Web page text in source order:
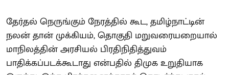
தேர்தல் நெருங்கும் நேரத்தில் கூட, தமிழ்நாட்டின்
நலன் தான் முக்கியம், தொகுதி மறுவரையறையால்
மாநிலத்தின் அரசியல் பிரதிநிதித்துவம்
பாதிக்கப்படக்கூடாது என்பதில் திமுக உறுதியாக